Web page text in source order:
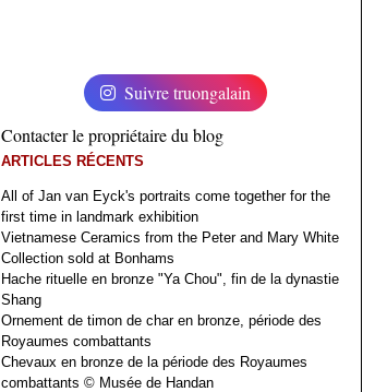
Suivre truongalain
Contacter le propriétaire du blog
ARTICLES RÉCENTS
All of Jan van Eyck's portraits come together for the
first time in landmark exhibition
Vietnamese Ceramics from the Peter and Mary White
Collection sold at Bonhams
Hache rituelle en bronze "Ya Chou", fin de la dynastie
Shang
Ornement de timon de char en bronze, période des
Royaumes combattants
Chevaux en bronze de la période des Royaumes
combattants © Musée de Handan